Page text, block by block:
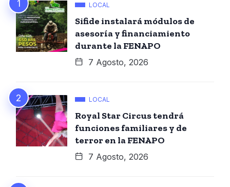
LOCAL
Sifide instalará módulos de
asesoría y financiamiento
durante la FENAPO
7 Agosto, 2026
LOCAL
Royal Star Circus tendrá
funciones familiares y de
terror en la FENAPO
7 Agosto, 2026